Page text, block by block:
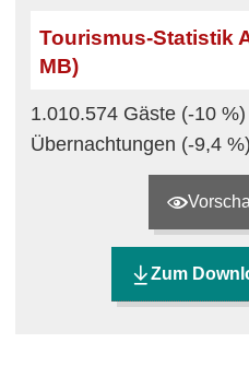
Tourismus-Statistik
MB)
1.010.574 Gäste (-10
Übernachtungen (-9,4 %)
Zum